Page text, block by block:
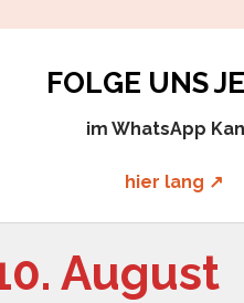
FOLGE UNS
im WhatsApp
hier lang ↗
August